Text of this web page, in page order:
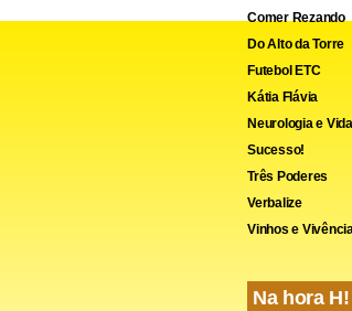
Comer Rezando
Do Alto da Torre
Futebol ETC
Kátia Flávia
Neurologia e
Sucesso!
Três Poderes
Verbalize
Vinhos e
Na hora H!